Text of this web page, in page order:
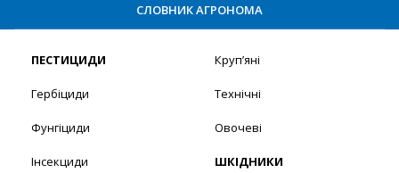
СЛОВНИК АГРОНОМА
ПЕСТИЦИДИ
Гербіциди
Фунгіциди
Інсекциди
Круп’яні
Технічні
Овочеві
ШКІДНИКИ